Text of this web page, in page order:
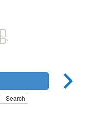
Search